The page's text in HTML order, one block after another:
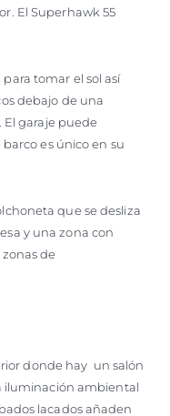
El Superhawk 55
tomar el sol así
debajo de una
garaje puede
es único en su
que se desliza
y una zona con
de
donde hay un salón
iluminación ambiental
lacados añaden